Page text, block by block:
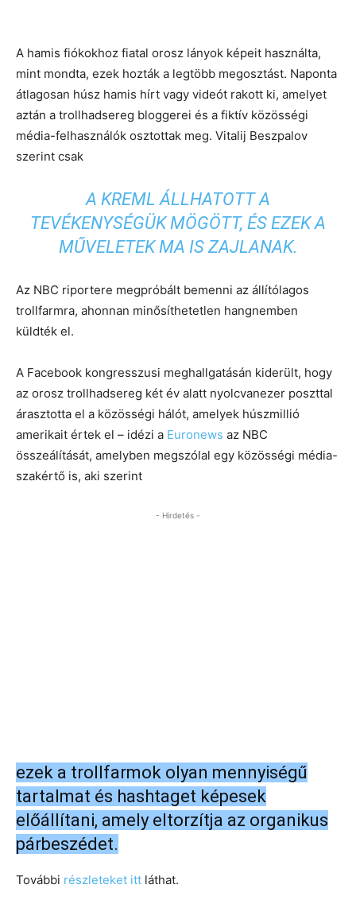
A hamis fiókokhoz fiatal orosz lányok képeit használta,
mint mondta, ezek hozták a legtöbb megosztást. Naponta
átlagosan húsz hamis hírt vagy videót rakott ki, amelyet
aztán a trollhadsereg bloggerei és a fiktív közösségi
média-felhasználók osztottak meg. Vitalij Beszpalov
szerint csak
A KREML ÁLLHATOTT A
TEVÉKENYSÉGÜK MÖGÖTT, ÉS EZEK A
MŰVELETEK MA IS ZAJLANAK.
Az NBC riportere megpróbált bemenni az állítólagos
trollfarmra, ahonnan minősíthetetlen hangnemben
küldték el.
A Facebook kongresszusi meghallgatásán kiderült, hogy
az orosz trollhadsereg két év alatt nyolcvanezer poszttal
árasztotta el a közösségi hálót, amelyek húszmillió
amerikait értek el – idézi a Euronews az NBC
összeálítását, amelyben megszólal egy közösségi média-
szakértő is, aki szerint
- Hirdetés -
ezek a trollfarmok olyan mennyiségű
tartalmat és hashtaget képesek
előállítani, amely eltorzítja az organikus
párbeszédet.
További részleteket itt láthat.